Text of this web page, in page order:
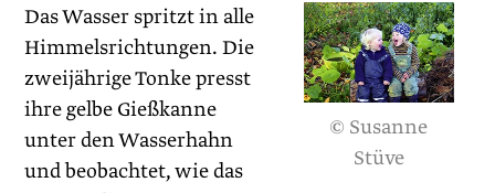
© Susanne
Stüve
Das Wasser spritzt in alle
Himmelsrichtungen. Die
zweijährige Tonke presst
ihre gelbe Gießkanne
unter den Wasserhahn
und beob­achtet, wie das